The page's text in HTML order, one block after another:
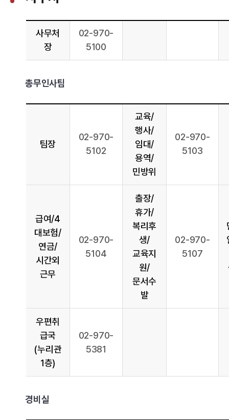
사무처
장
02-970-
5100
총무인사팀
팀장
02-970-
5102
교육/
행사/
임대/
용역/
민방위
02-970-
5103
급여/4
대보험/
연금/
시간외
근무
02-970-
5104
출장/
휴가/
복리후
생/
교육지
원/
문서수
발
02-970-
5107
우편취
급국
(누리관
1층)
02-970-
5381
경비실